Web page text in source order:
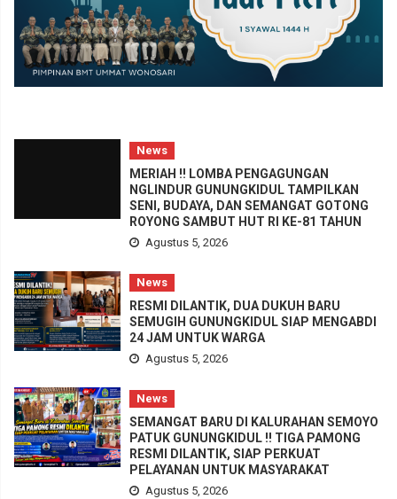
u
)
b
a
r
u
)
News
MERIAH !! LOMBA PENGAGUNGAN
NGLINDUR GUNUNGKIDUL TAMPILKAN
SENI, BUDAYA, DAN SEMANGAT GOTONG
ROYONG SAMBUT HUT RI KE-81 TAHUN
Agustus 5, 2026
News
RESMI DILANTIK, DUA DUKUH BARU
SEMUGIH GUNUNGKIDUL SIAP MENGABDI
24 JAM UNTUK WARGA
Agustus 5, 2026
News
SEMANGAT BARU DI KALURAHAN SEMOYO
PATUK GUNUNGKIDUL !! TIGA PAMONG
RESMI DILANTIK, SIAP PERKUAT
PELAYANAN UNTUK MASYARAKAT
Agustus 5, 2026